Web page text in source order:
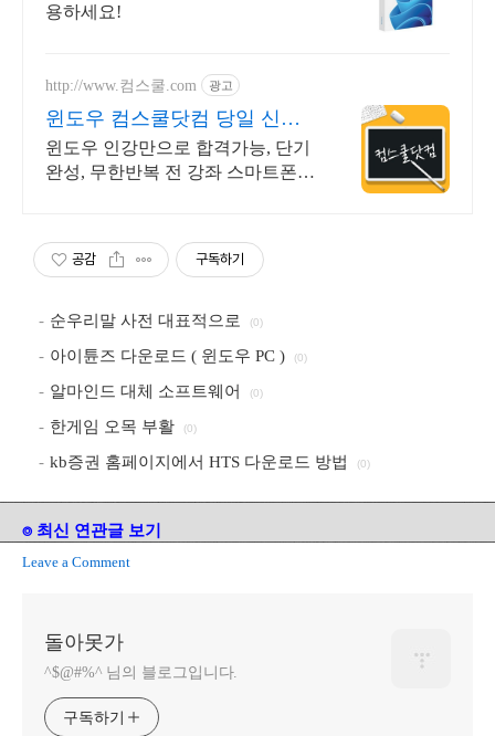
용하세요!
http://www.컴스쿨.com 광고
윈도우 컴스쿨닷컴 당일 신청&
결제시 기프티콘!
윈도우 인강만으로 합격가능, 단기
완성, 무한반복 전 강좌 스마트폰
공감 구독하기
순우리말 사전 대표적으로 (0)
아이튠즈 다운로드 ( 윈도우 PC ) (0)
알마인드 대체 소프트웨어 (0)
한게임 오목 부활 (0)
kb증권 홈페이지에서 HTS 다운로드 방법 (0)
⌾ 최신 연관글 보기
Leave a Comment
돌아못가
^$@#%^ 님의 블로그입니다.
구독하기